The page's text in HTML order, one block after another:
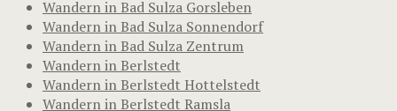
Wandern in Bad Sulza Gorsleben
Wandern in Bad Sulza Sonnendorf
Wandern in Bad Sulza Zentrum
Wandern in Berlstedt
Wandern in Berlstedt Hottelstedt
Wandern in Berlstedt Ramsla